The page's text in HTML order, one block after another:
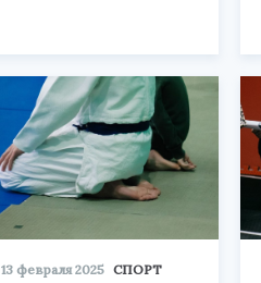
13 февраля 2025 СПОРТ